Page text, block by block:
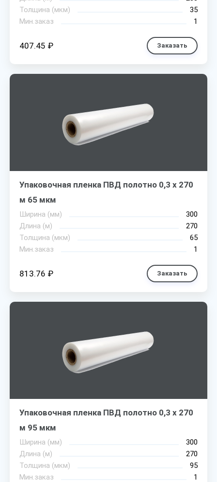
Толщина (мкм)
35
Мин.заказ
1
407.45 ₽ Заказать
Упаковочная пленка ПВД полотно 0,3 х 270
м 65 мкм
Ширина (мм)
300
Длина (м)
270
Толщина (мкм)
65
Мин.заказ
1
813.76 ₽ Заказать
Упаковочная пленка ПВД полотно 0,3 х 270
м 95 мкм
Ширина (мм)
300
Длина (м)
270
Толщина (мкм)
95
Мин.заказ
1